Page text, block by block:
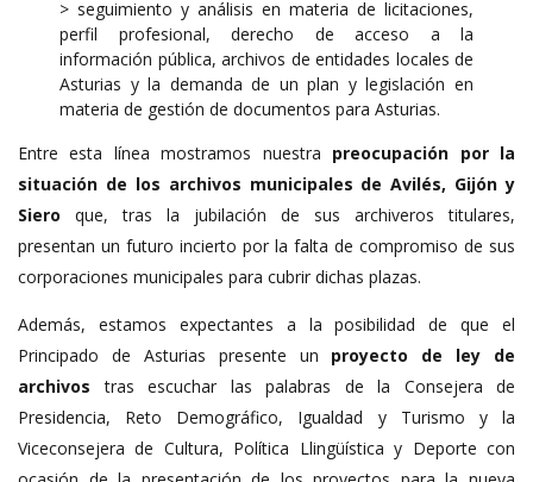
> seguimiento y análisis en materia de licitaciones,
perfil profesional, derecho de acceso a la
información pública, archivos de entidades locales de
Asturias y la demanda de un plan y legislación en
materia de gestión de documentos para Asturias.
Entre esta línea mostramos nuestra preocupación por la
situación de los archivos municipales de Avilés, Gijón y
Siero que, tras la jubilación de sus archiveros titulares,
presentan un futuro incierto por la falta de compromiso de sus
corporaciones municipales para cubrir dichas plazas.
Además, estamos expectantes a la posibilidad de que el
Principado de Asturias presente un proyecto de ley de
archivos tras escuchar las palabras de la Consejera de
Presidencia, Reto Demográfico, Igualdad y Turismo y la
Viceconsejera de Cultura, Política Llingüística y Deporte con